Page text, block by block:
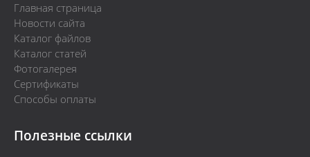
Главная страница
Новости сайта
Каталог файлов
Каталог статей
Фотогалерея
Сертификаты
Способы оплаты
Полезные ссылки